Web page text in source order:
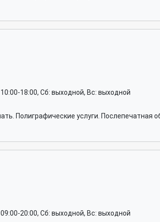
18:00, Сб: выходной, Вс: выходной
Полиграфические услуги. Послепечатная
20:00, Сб: выходной, Вс: выходной